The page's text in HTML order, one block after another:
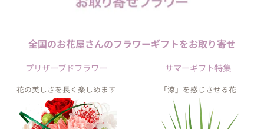
全国のお花屋さんのフラワーギフトをお取り寄せ
プリザーブドフラワー
花の美しさを長く楽しめます
サマーギフト特集
「涼」を感じさせる花